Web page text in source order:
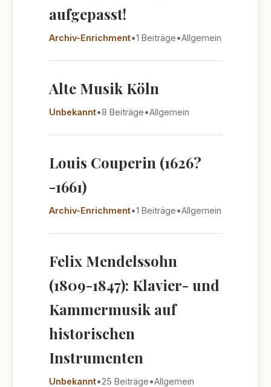
aufgepasst!
Archiv-Enrichment•1 Beiträge•Allgemein
Alte Musik Köln
Unbekannt•8 Beiträge•Allgemein
Louis Couperin (1626?
-1661)
Archiv-Enrichment•1 Beiträge•Allgemein
Felix Mendelssohn
(1809-1847): Klavier- und
Kammermusik auf
historischen
Instrumenten
Unbekannt•25 Beiträge•Allgemein